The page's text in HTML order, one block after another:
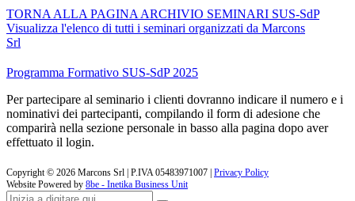
TORNA ALLA PAGINA ARCHIVIO SEMINARI SUS-SdP
Visualizza l'elenco di tutti i seminari organizzati da Marcons
Srl
Programma Formativo SUS-SdP 2025
Per partecipare al seminario i clienti dovranno indicare il numero e i
nominativi dei partecipanti, compilando il form di adesione che
comparirà nella sezione personale in basso alla pagina dopo aver
effettuato il login.
Copyright © 2026 Marcons Srl | P.IVA 05483971007 | Privacy Policy
Website Powered by 8be - Inetika Business Unit